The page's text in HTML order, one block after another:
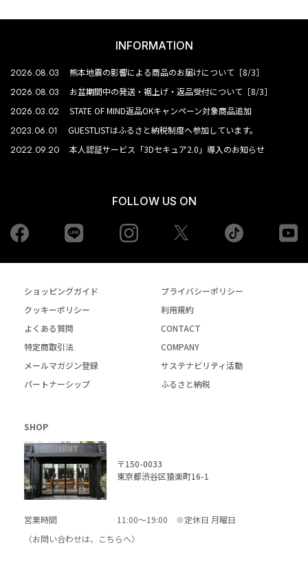
INFORMATION
2026.08.03 熊本地震の影響による商品のお届けについて［8/3］
2026.08.03 お盆期間中の発送・裾上げ・返品受付について［8/3］
2026.03.02 STATE OF MIND返品OKキャンペーン対象商品追加
2023.06.01 GUESTLISTはふるさと納税制度へ参加しています。
2022.09.20 本人認証サービス「3Dセキュア2.0」導入のお知らせ
FOLLOW US ON
Facebook Instagram tiktok
ショッピングガイド
プライバシーポリシー
クッキーポリシー
利用規約
よくある質問
CONTACT
特定商取引法
COMPANY
メールマガジン登録
サステナビリティ活動
パートナーシップ
ふるさと納税
SHOP
〒150-0033
東京都渋谷区猿楽町16-1
営業時間
11:00～19:00 ※定休日 月曜日
〈お問い合わせは、
こちらへ〉